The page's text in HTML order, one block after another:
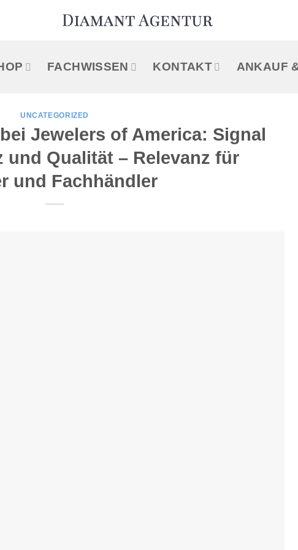
FACHWISSEN KONTAKT ANKAUF
UNCATEGORIZED
Jewelers of America: Signal
und Qualität – Relevanz für
und Fachhändler